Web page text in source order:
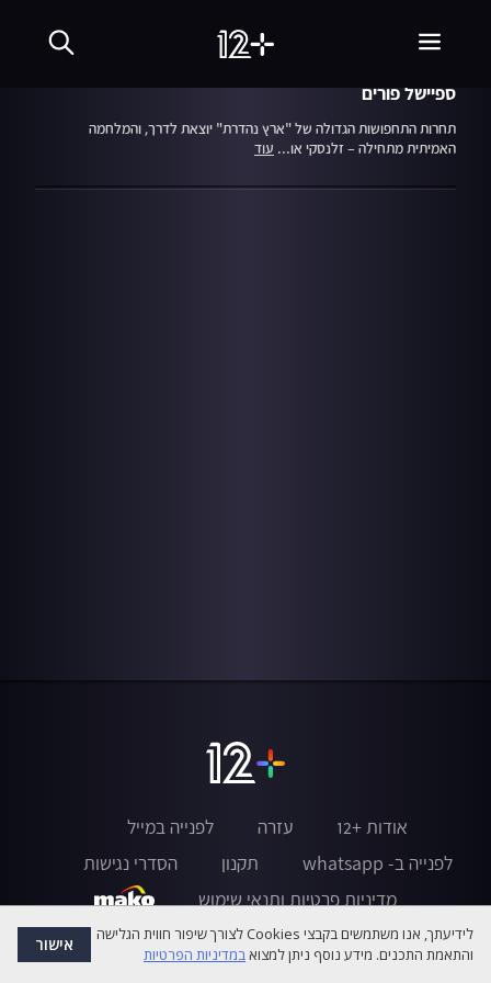
ארץ נהדרת
ספיישל פורים
תחרות התחפושות הגדולה של "ארץ נהדרת" יוצאת לדרך, והמלחמה
האמיתית מתחילה – זלנסקי או... עוד
אודות +12 עזרה
לפנייה במייל
לפנייה ב- whatsapp
תקנון
הסדרי נגישות
מדיניות פרטיות ותנאי שימוש
לידיעתך, אנו משתמשים בקבצי Cookies לצורך שיפור חווית הגלישה
והתאמת התכנים. מידע נוסף ניתן למצואבמדיניות הפרטיות אישור